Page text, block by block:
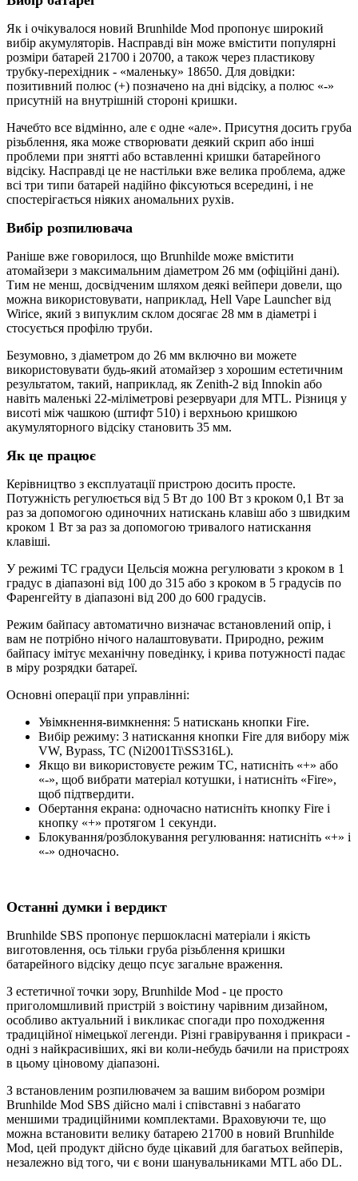
Як і очікувалося новий Brunhilde Mod пропонує широкий
вибір акумуляторів. Насправді він може вмістити популярні
розміри батарей 21700 і 20700, а також через пластикову
трубку-перехідник - «маленьку» 18650. Для довідки:
позитивний полюс (+) позначено на дні відсіку, а полюс «-»
присутній на внутрішній стороні кришки.
Начебто все відмінно, але є одне «але». Присутня досить груба
різьблення, яка може створювати деякий скрип або інші
проблеми при знятті або вставленні кришки батарейного
відсіку. Насправді це не настільки вже велика проблема, адже
всі три типи батарей надійно фіксуються всередині, і не
спостерігається ніяких аномальних рухів.
Вибір розпилювача
Раніше вже говорилося, що Brunhilde може вмістити
атомайзери з максимальним діаметром 26 мм (офіційні дані).
Тим не менш, досвідченим шляхом деякі вейпери довели, що
можна використовувати, наприклад, Hell Vape Launcher від
Wirice, який з випуклим склом досягає 28 мм в діаметрі і
стосується профілю труби.
Безумовно, з діаметром до 26 мм включно ви можете
використовувати будь-який атомайзер з хорошим естетичним
результатом, такий, наприклад, як Zenith-2 від Innokin або
навіть маленькі 22-міліметрові резервуари для MTL. Різниця у
висоті між чашкою (штифт 510) і верхньою кришкою
акумуляторного відсіку становить 35 мм.
Як це працює
Керівництво з експлуатації пристрою досить просте.
Потужність регулюється від 5 Вт до 100 Вт з кроком 0,1 Вт за
раз за допомогою одиночних натискань клавіш або з швидким
кроком 1 Вт за раз за допомогою тривалого натискання
клавіші.
У режимі TC градуси Цельсія можна регулювати з кроком в 1
градус в діапазоні від 100 до 315 або з кроком в 5 градусів по
Фаренгейту в діапазоні від 200 до 600 градусів.
Режим байпасу автоматично визначає встановлений опір, і
вам не потрібно нічого налаштовувати. Природно, режим
байпасу імітує механічну поведінку, і крива потужності падає
в міру розрядки батареї.
Основні операції при управлінні:
Увімкнення-вимкнення: 5 натискань кнопки Fire.
Вибір режиму: 3 натискання кнопки Fire для вибору між
VW, Bypass, TC (Ni2001Ti\SS316L).
Якщо ви використовуєте режим TC, натисніть «+» або
«-», щоб вибрати матеріал котушки, і натисніть «Fire»,
щоб підтвердити.
Обертання екрана: одночасно натисніть кнопку Fire і
кнопку «+» протягом 1 секунди.
Блокування/розблокування регулювання: натисніть «+» і
«-» одночасно.
Останні думки і вердикт
Brunhilde SBS пропонує першокласні матеріали і якість
виготовлення, ось тільки груба різьблення кришки
батарейного відсіку дещо псує загальне враження.
З естетичної точки зору, Brunhilde Mod - це просто
приголомшливий пристрій з воістину чарівним дизайном,
особливо актуальний і викликає спогади про походження
традиційної німецької легенди. Різні гравірування і прикраси -
одні з найкрасивіших, які ви коли-небудь бачили на пристроях
в цьому ціновому діапазоні.
З встановленим розпилювачем за вашим вибором розміри
Brunhilde Mod SBS дійсно малі і співставні з набагато
меншими традиційними комплектами. Враховуючи те, що
можна встановити велику батарею 21700 в новий Brunhilde
Mod, цей продукт дійсно буде цікавий для багатьох вейперів,
незалежно від того, чи є вони шанувальниками MTL або DL.